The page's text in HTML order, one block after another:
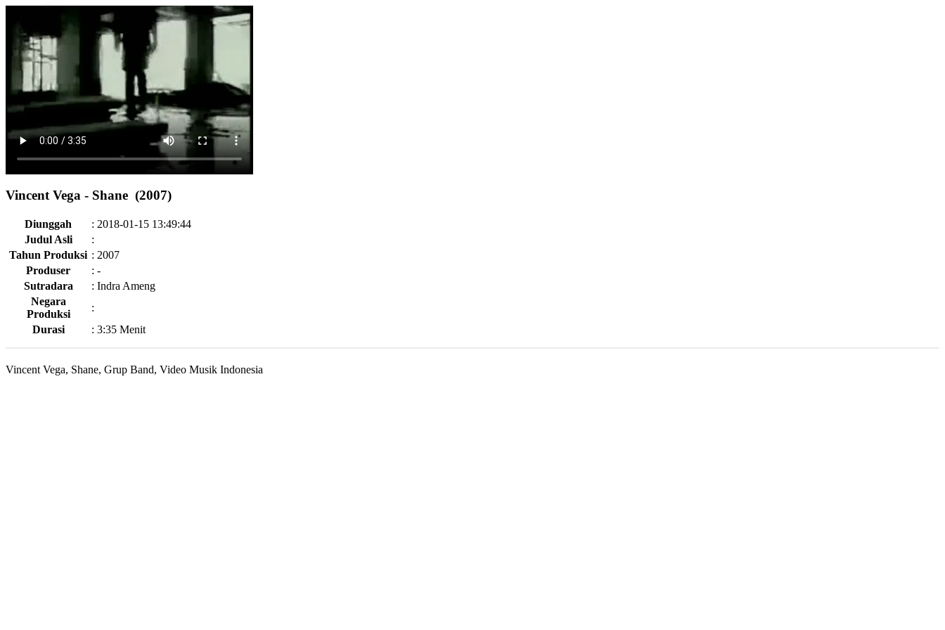
Vincent Vega - Shane (2007)
Diunggah : 2018-01-15 13:49:44
Judul Asli
:
Tahun Produksi : 2007
Produser
: -
Sutradara
: Indra Ameng
Negara
Produksi
:
Durasi
: 3:35 Menit
Vincent Vega, Shane, Grup Band, Video Musik Indonesia